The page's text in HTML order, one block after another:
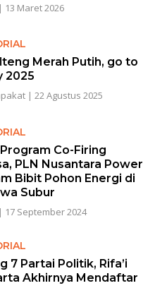
| 13 Maret 2026
Merah Putih, go to
2025
| 22 Agustus 2025
Co-Firing
PLN Nusantara Power
Bibit Pohon Energi di
Subur
| 17 September 2024
7 Partai Politik, Rifa’i
Akhirnya Mendaftar